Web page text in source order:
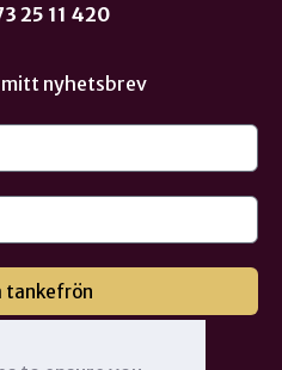
25 11 420
nyhetsbrev
tankefrön